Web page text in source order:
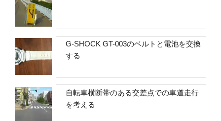
G-SHOCK GT-003のベルトと電池を交換
する
自転車横断帯のある交差点での車道走行
を考える